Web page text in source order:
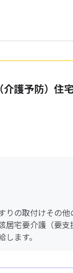
介護予防）住
りの取付けその
宅要介護（要支
ます。